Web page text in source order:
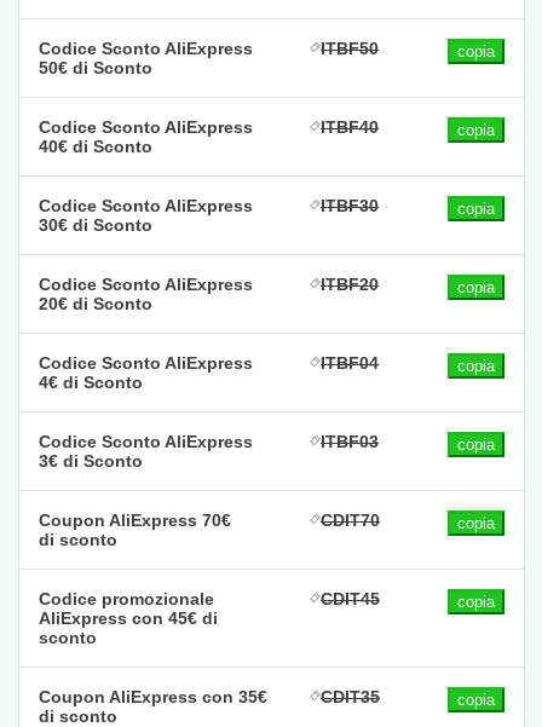
Codice Sconto AliExpress
50€ di Sconto
ITBF50 copia
Codice Sconto AliExpress
40€ di Sconto
ITBF40 copia
Codice Sconto AliExpress
30€ di Sconto
ITBF30 copia
Codice Sconto AliExpress
20€ di Sconto
ITBF20 copia
Codice Sconto AliExpress
4€ di Sconto
ITBF04 copia
Codice Sconto AliExpress
3€ di Sconto
ITBF03 copia
Coupon AliExpress 70€
di sconto
CDIT70 copia
Codice promozionale
AliExpress con 45€ di
sconto
CDIT45 copia
Coupon AliExpress con 35€
di sconto
CDIT35 copia